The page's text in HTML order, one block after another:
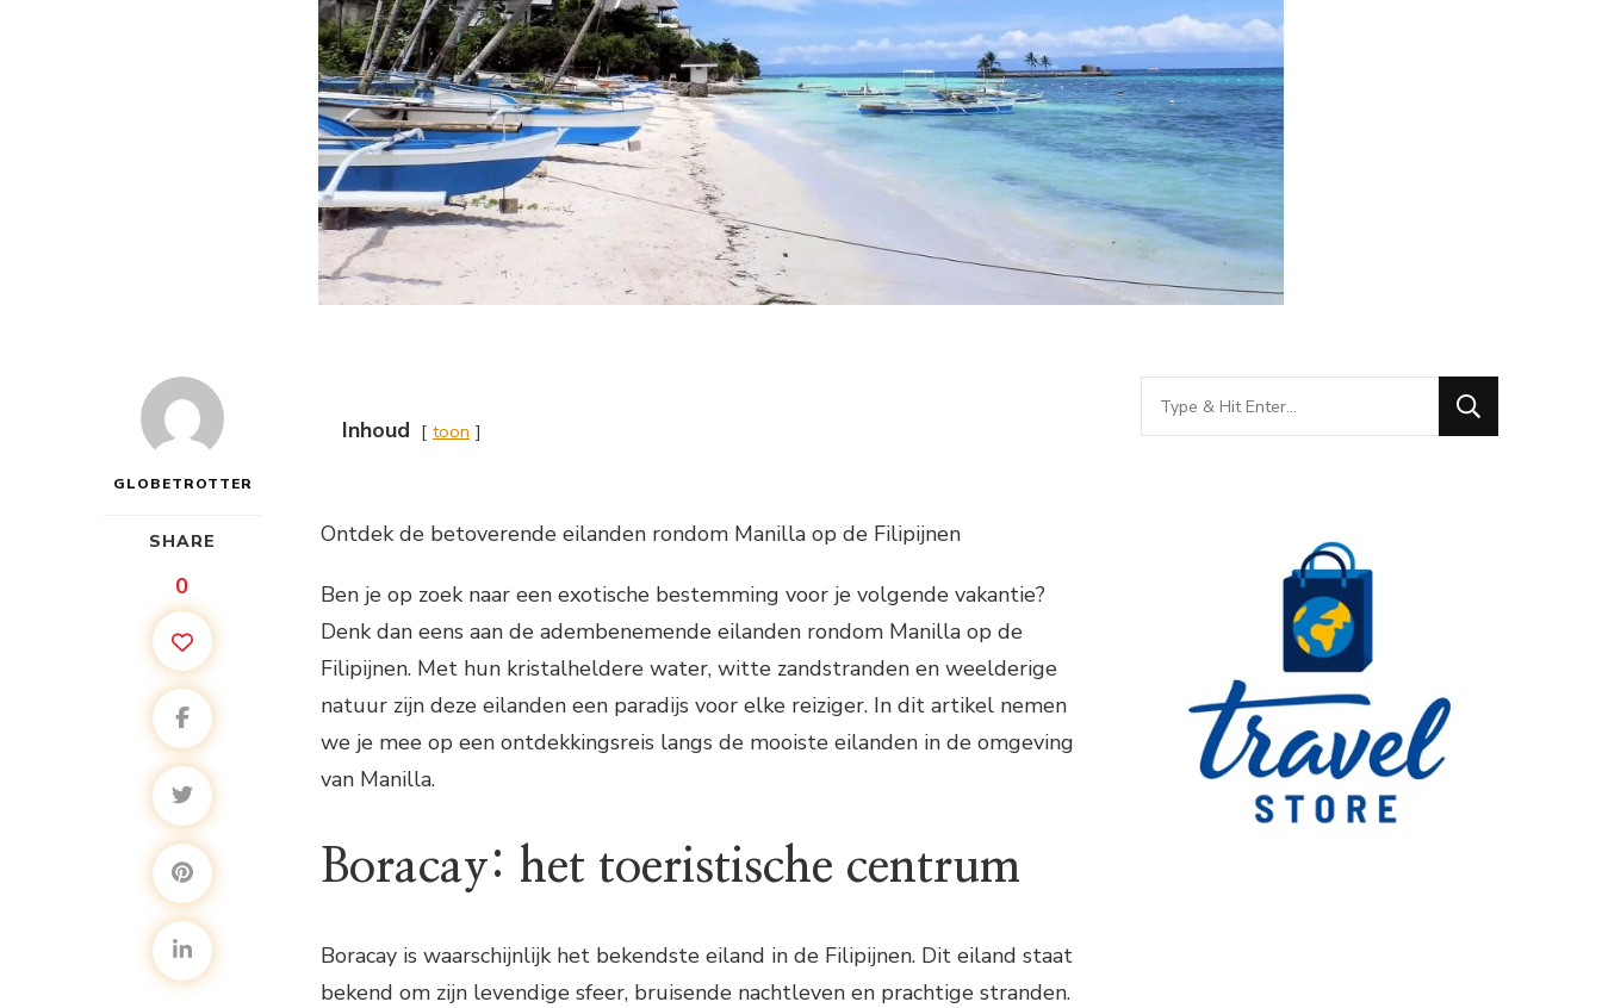
GLOBETROTTER
SHARE
0
Inhoud toon
Ontdek de betoverende eilanden rondom Manilla op de Filipijnen
Ben je op zoek naar een exotische bestemming voor je volgende vakantie?
Denk dan eens aan de adembenemende eilanden rondom Manilla op de
Filipijnen. Met hun kristalheldere water, witte zandstranden en weelderige
natuur zijn deze eilanden een paradijs voor elke reiziger. In dit artikel nemen
we je mee op een ontdekkingsreis langs de mooiste eilanden in de omgeving
van Manilla.
Boracay: het toeristische centrum
Boracay is waarschijnlijk het bekendste eiland in de Filipijnen. Dit eiland staat
bekend om zijn levendige sfeer, bruisende nachtleven en prachtige stranden.
Looking
for